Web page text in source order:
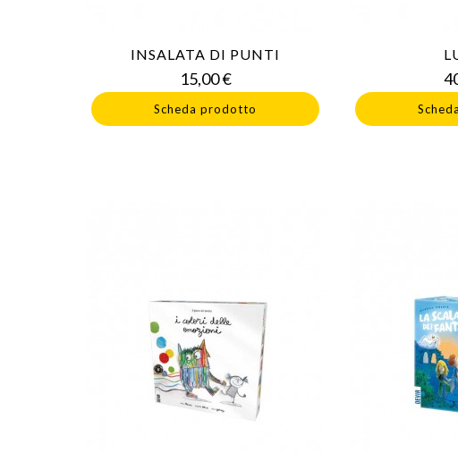
INSALATA DI PUNTI
15,00 €Prezzo
Scheda prodotto